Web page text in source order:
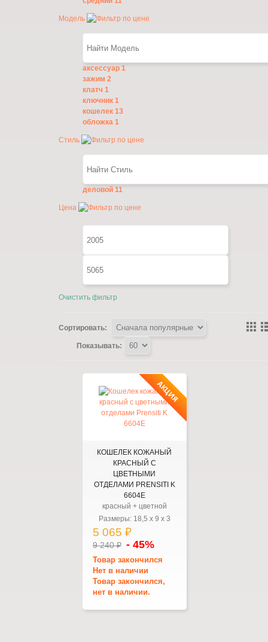
Модель
аксессуар 1
зажим 2
клатч 1
ключник 1
кошелек 13
обложка 1
Стиль
деловой 11
Цена
Очистить фильтр
Сортировать:
Показывать:
АКЦИЯ
КОШЕЛЕК КОЖАНЫЙ
КРАСНЫЙ С
ЦВЕТНЫМИ
ОТДЕЛАМИ PRENSITI K
6604Е
красный + цветной
Размеры: 18,5 x 9 x 3
5 065 ₽
9 240 ₽ - 45%
Товар закончился
Нет в наличии
Товар закончился,
нет в наличии.